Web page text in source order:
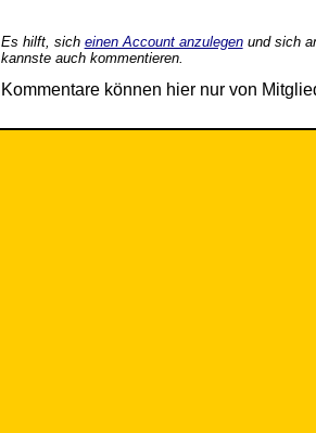
Es hilft, sich einen Account anzulegenund sich
kannste auch kommentieren.
Kommentare können hier nur von